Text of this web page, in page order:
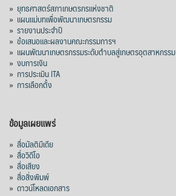
» ยุทธศาสตร์สภาเกษตรกรแห่งชาติ
» แผนแม่บทเพื่อพัฒนาเกษตรกรรม
» รายงานประจำปี
» ข้อเสนอและผลงานคณะกรรมการฯ
» แผนพัฒนาเกษตรกรรมระดับตำบลสู่เกษตรอุตสาหกรรม
» งบการเงิน
» การประเมิน ITA
» การเลือกตั้ง
ข้อมูลเผยแพร่
» สื่อมัลติมีเดีย
» สื่อวิดีโอ
» สื่อเสียง
» สื่อสิ่งพิมพ์
» ดาวน์โหลดเอกสาร